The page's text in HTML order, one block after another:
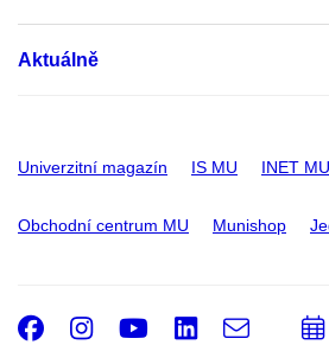
Aktuálně
Univerzitní magazín IS MU INET MU
Obchodní centrum MU Munishop
Facebook
Instagram
Youtube
LinkedIn
e-